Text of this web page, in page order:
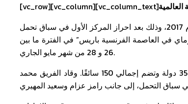
[vc_row][vc_column][vc_column_text]
حقق فريق بتلكو ريسينغ المركز الأول في بطولة سودي العالمية للكارتنغ للعام 2017، وذلك بعد احراز المركز الأول في سباق تحمل
في العاصمة الفرنسية باريس” في الفترة ما بين
26 و 28 من شهر مايو الجاري.
وقد نافس فريق بتلكو ريسينغ السباق 40 فريقًا من أقوى الفرق القادمة من 35 دولة وتضم إجمالي 150 سائقًا. وقاد الفريق محمد